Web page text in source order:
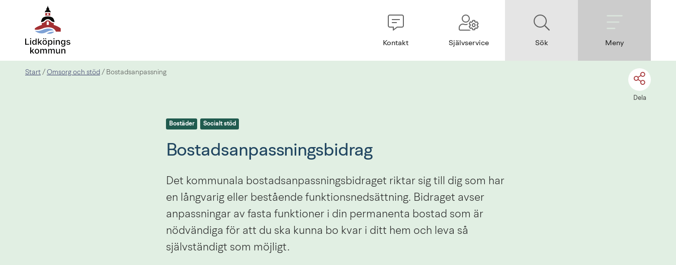
Kontakt Självservice Sök Meny
Start / Omsorg och stöd / Bostadsanpassning
Dela
Bostäder Socialt stöd
Bostadsanpassningsbidrag
Det kommunala bostadsanpassningsbidraget riktar sig till dig som har
en långvarig eller bestående funktionsnedsättning. Bidraget avser
anpassningar av fasta funktioner i din permanenta bostad som är
nödvändiga för att du ska kunna bo kvar i ditt hem och leva så
självständigt som möjligt.